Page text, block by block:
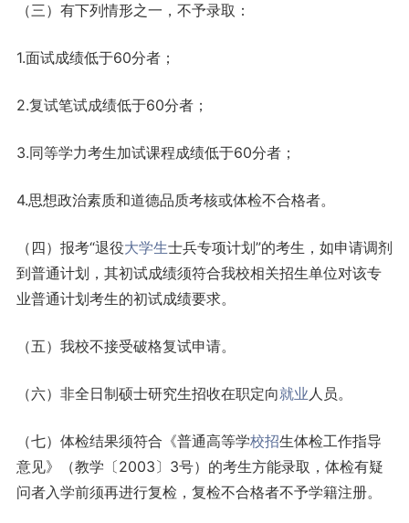
（三）有下列情形之一，不予录取：
1.面试成绩低于60分者；
2.复试笔试成绩低于60分者；
3.同等学力考生加试课程成绩低于60分者；
4.思想政治素质和道德品质考核或体检不合格者。
（四）报考“退役大学生士兵专项计划”的考生，如申请调剂
到普通计划，其初试成绩须符合我校相关招生单位对该专
业普通计划考生的初试成绩要求。
（五）我校不接受破格复试申请。
（六）非全日制硕士研究生招收在职定向就业人员。
（七）体检结果须符合《普通高等学校招生体检工作指导
意见》（教学〔2003〕3号）的考生方能录取，体检有疑
问者入学前须再进行复检，复检不合格者不予学籍注册。